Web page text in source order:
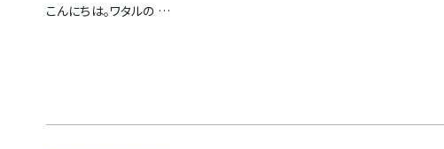
こんにちは。ワタルの …